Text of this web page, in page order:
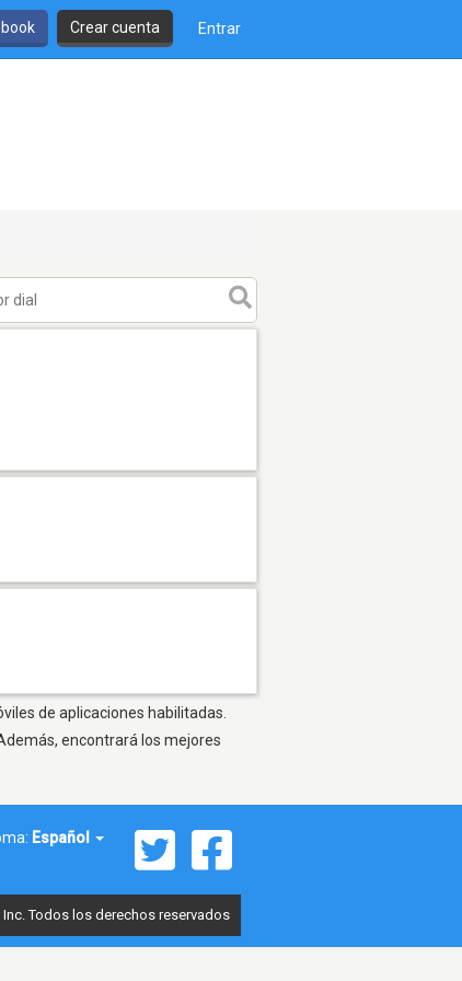
Crear cuenta Entrar
de aplicaciones habilitadas.
encontrará los mejores
Español
Todos los derechos reservados